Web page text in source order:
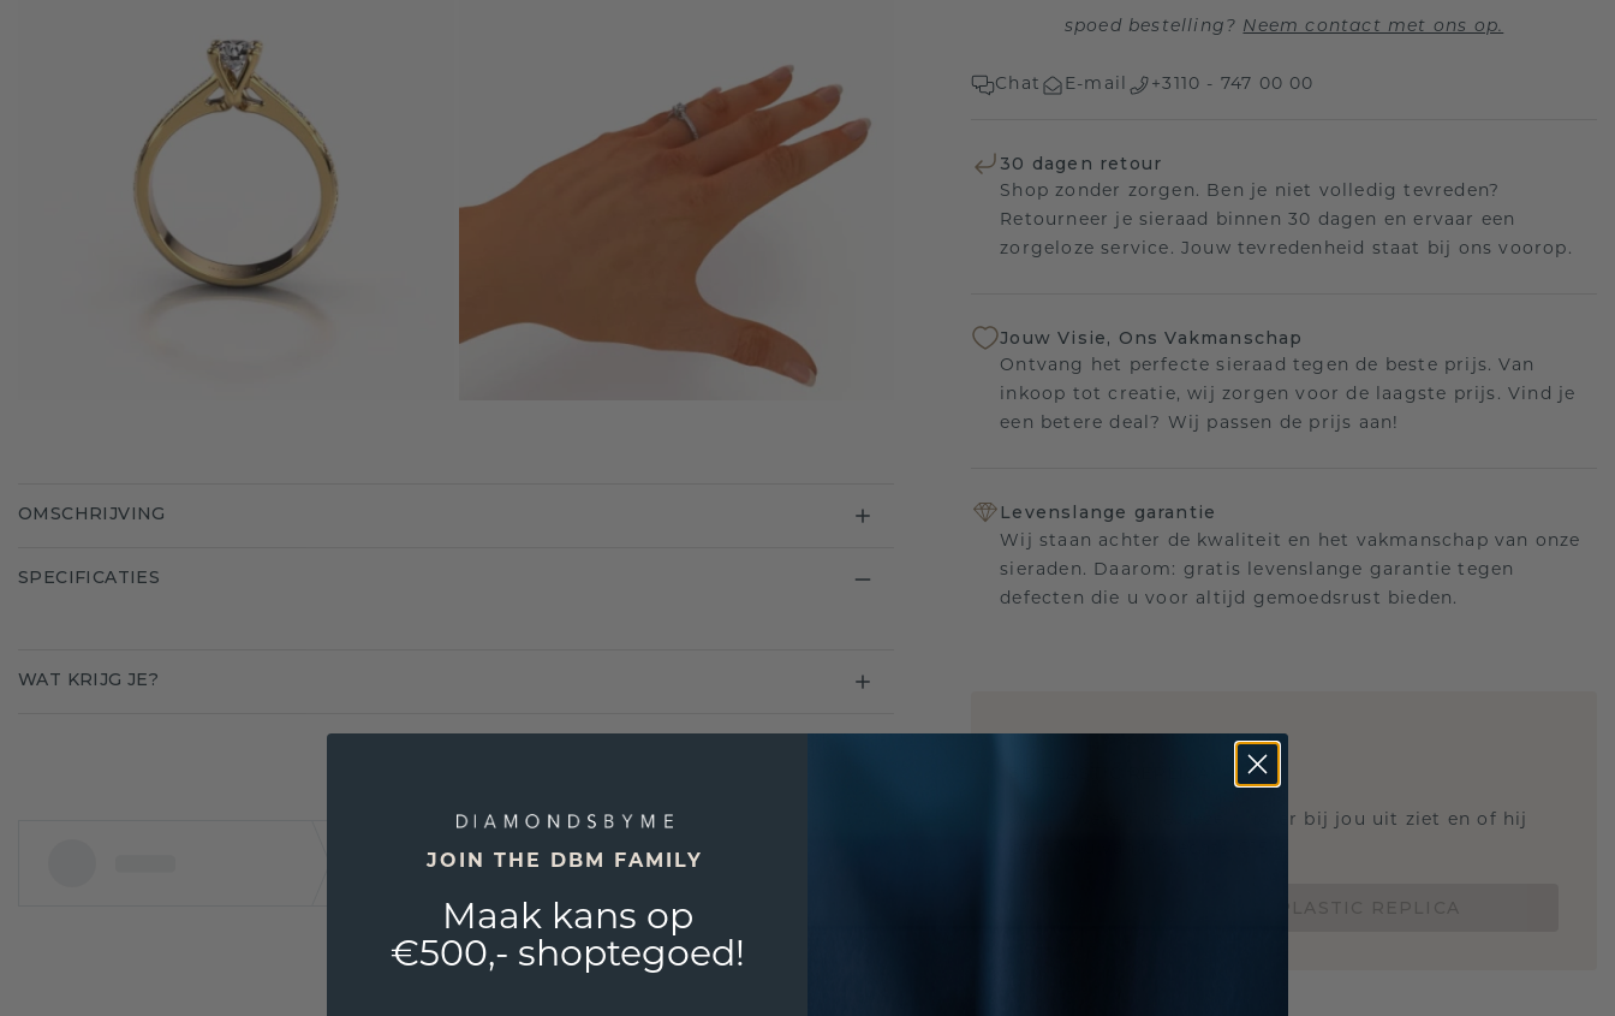
spoed bestelling? Neem contact met ons op.
Chat E-mail +3110 - 747 00 00
30 dagen retour
Shop zonder zorgen. Ben je niet volledig tevreden?
Retourneer je sieraad binnen 30 dagen en ervaar een
zorgeloze service. Jouw tevredenheid staat bij ons voorop.
Jouw Visie, Ons Vakmanschap
Ontvang het perfecte sieraad tegen de beste prijs. Van
inkoop tot creatie, wij zorgen voor de laagste prijs. Vind je
een betere deal? Wij passen de prijs aan!
Levenslange garantie
Wij staan achter de kwaliteit en het vakmanschap van onze
sieraden. Daarom: gratis levenslange garantie tegen
defecten die u voor altijd gemoedsrust bieden.
Wil jij weten hoe deze ring er bij jou uit ziet en of hij
OMSCHRIJVING
SPECIFICATIES
WAT KRIJG JE?
JOIN THE DBM FAMILY
Maak kans op
€500,- shoptegoed!